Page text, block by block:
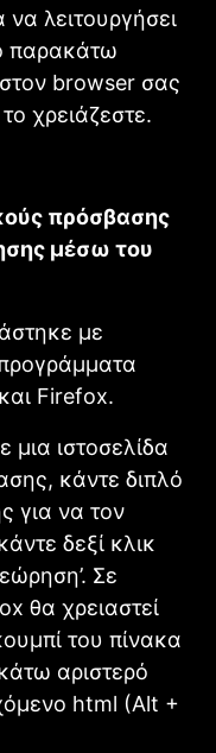
λειτουργήσει
παρακάτω
browser σας
χρειάζεστε.
πρόσβασης
μέσω του
με
Firefox.
μια ιστοσελίδα
κάντε διπλό
για να τον
δεξί κλικ
Σε
θα χρειαστεί
του πίνακα
αριστερό
html (Alt +